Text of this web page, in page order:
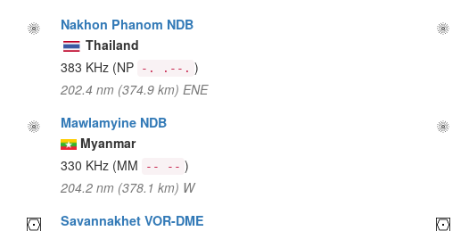
Nakhon Phanom NDB
Thailand
383 KHz (NP -. .--. )
202.4 nm (374.9 km) ENE
Mawlamyine NDB
Myanmar
330 KHz (MM -- -- )
204.2 nm (378.1 km) W
Savannakhet VOR-DME